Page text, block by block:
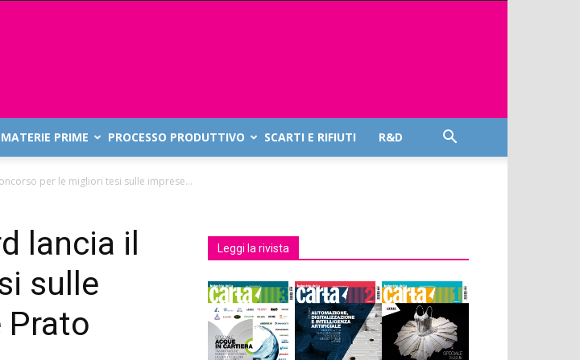
MATERIE PRIME PROCESSO PRODUTTIVO SCARTI E RIFIUTI R&D
per le migliori tesi sulle imprese...
lancia il
sulle
Prato
Leggi la rivista